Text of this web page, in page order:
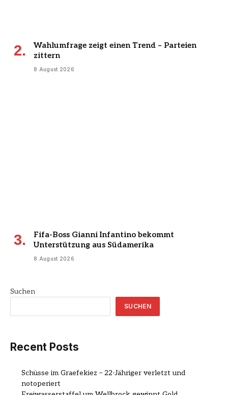
Wahlumfrage zeigt einen Trend – Parteien
zittern
8 August 2026
Fifa-Boss Gianni Infantino bekommt
Unterstützung aus Südamerika
8 August 2026
Suchen
SUCHEN
Recent Posts
Schüsse im Graefekiez – 22-Jähriger verletzt und
notoperiert